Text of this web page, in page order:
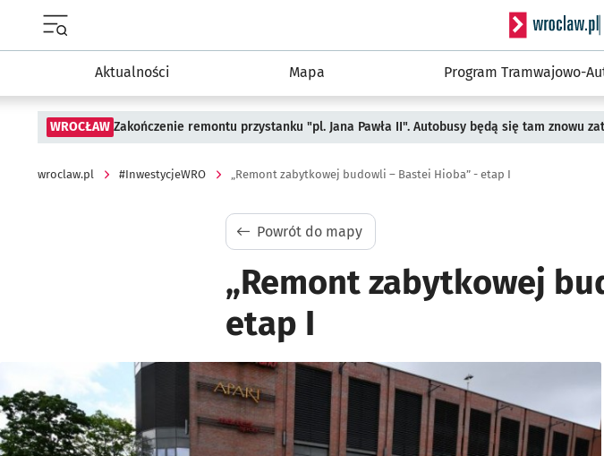
Serwis
Aktualności Mapa Program Tramwajowo-
WROCŁAW Zakończenie remontu przystanku "pl. Jana Pawła II". Autobusy będą się tam znowu
wroclaw.pl #InwestycjeWRO „Remont zabytkowej budowli – Bastei Hioba” - etap I
Powrót do mapy
„Remont zabytkowej
etap I
Kliknij, aby powiększyć